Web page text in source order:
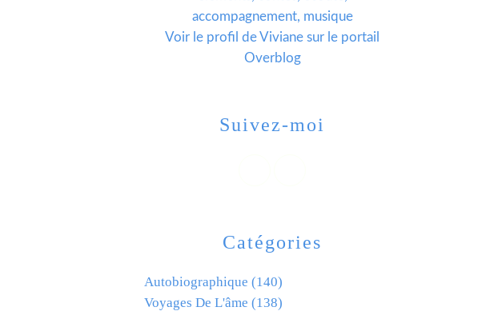
Catégories
Autobiographique (140)
Voyages De L'âme (138)
accompagnement, musique
Voir le profil deViviane sur le portail
Overblog
Suivez-moi